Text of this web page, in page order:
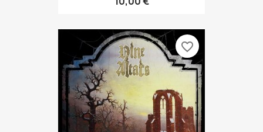
favorite_border